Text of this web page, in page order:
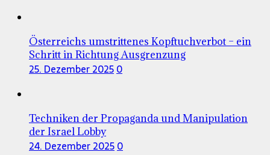
Österreichs umstrittenes Kopftuchverbot – ein
Schritt in Richtung Ausgrenzung
25. Dezember 20250
Techniken der Propaganda und Manipulation
der Israel Lobby
24. Dezember 20250